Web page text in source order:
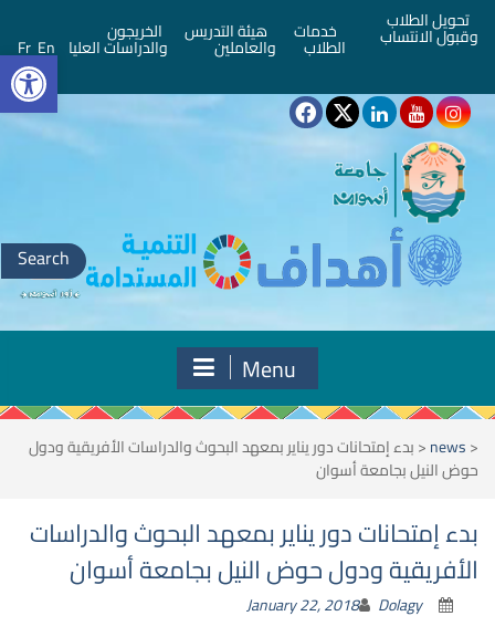
تحويل الطلاب
وقبول الانتساب خدمات
الطلاب
هيئة التدريس
والعاملين
الخريجون
والدراسات العليا En
Fr
Search
for:
Menu
<
news
<بدء إمتحانات دور يناير بمعهد البحوث والدراسات الأفريقية ودول
حوض النيل بجامعة أسوان
بدء إمتحانات دور يناير بمعهد البحوث والدراسات
الأفريقية ودول حوض النيل بجامعة أسوان
January 22, 2018 Dolagy